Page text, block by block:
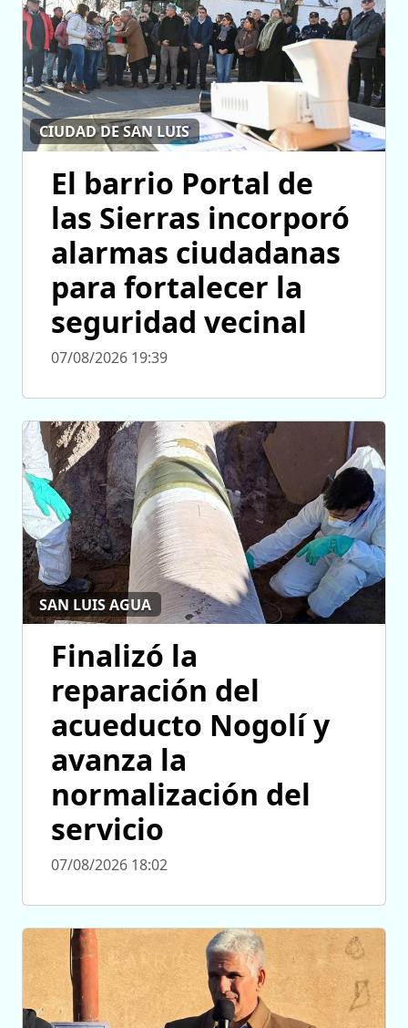
CIUDAD DE SAN LUIS
El barrio Portal de
las Sierras incorporó
alarmas ciudadanas
para fortalecer la
seguridad vecinal
07/08/2026 19:39
SAN LUIS AGUA
Finalizó la
reparación del
acueducto Nogolí y
avanza la
normalización del
servicio
07/08/2026 18:02